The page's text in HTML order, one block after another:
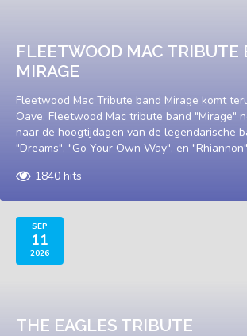
FLEETWOOD MAC TRIBUTE
MIRAGE
Fleetwood Mac Tribute band Mirage komt
Oave. Fleetwood Mac tribute band "Mirage"
naar de hoogtijdagen van de legendarische
"Dreams", "Go Your Own Way", en
1840 hits
SEP
11
2026
THE EAGLES TRIBUTE